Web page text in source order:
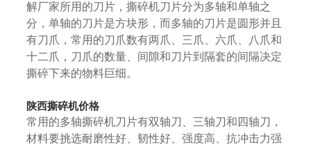
解厂家所用的刀片，撕碎机刀片分为多轴和单轴之
分，单轴的刀片是方块形，而多轴的刀片是圆形并且
有刀爪，常用的刀爪数有两爪、三爪、六爪、八爪和
十二爪，刀爪的数量、间隙和刀片到隔套的间隔决定
撕碎下来的物料巨细。
陕西撕碎机价格
常用的多轴撕碎机刀片有双轴刀、三轴刀和四轴刀，
材料要挑选耐磨性好、韧性好、强度高、抗冲击力强